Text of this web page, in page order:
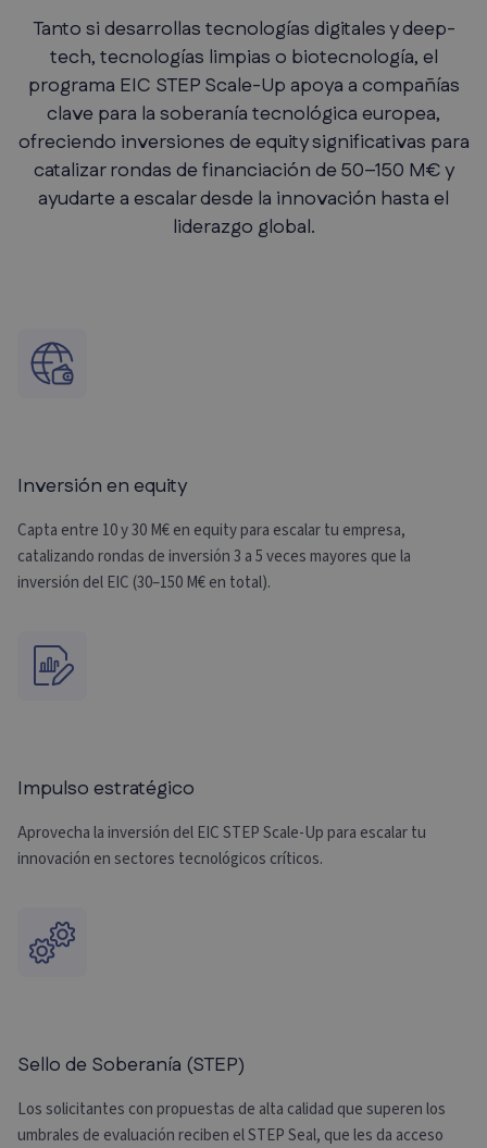
Tanto si desarrollas tecnologías digitales y deep-
tech, tecnologías limpias o biotecnología, el
programa EIC STEP Scale-Up apoya a compañías
clave para la soberanía tecnológica europea,
ofreciendo inversiones de equity significativas para
catalizar rondas de financiación de 50–150 M€ y
ayudarte a escalar desde la innovación hasta el
liderazgo global.
Inversión en equity
Capta entre 10 y 30 M€ en equity para escalar tu empresa,
catalizando rondas de inversión 3 a 5 veces mayores que la
inversión del EIC (30–150 M€ en total).
Impulso estratégico
Aprovecha la inversión del EIC STEP Scale-Up para escalar tu
innovación en sectores tecnológicos críticos.
Sello de Soberanía (STEP)
Los solicitantes con propuestas de alta calidad que superen los
umbrales de evaluación reciben el STEP Seal, que les da acceso